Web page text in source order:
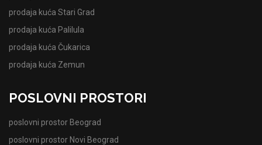
prodaja kuća Stari Grad
prodaja kuća Palilula
prodaja kuća Čukarica
prodaja kuća Zemun
POSLOVNI PROSTORI
poslovni prostor Beograd
poslovni prostor Novi Beograd